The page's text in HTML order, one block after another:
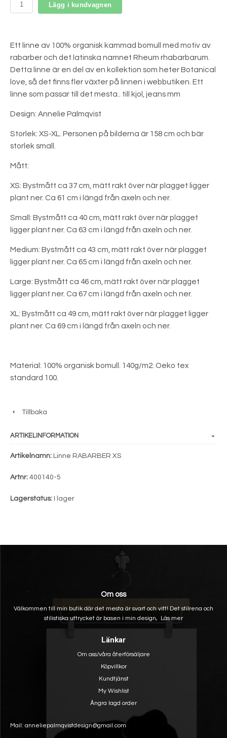
Lägg i kundvagnen
Ett linne av 100% organisk kammad bomull med motiv av
rabarber och det latinska namnet Rheum rhabarbarum.
Detta linne är en del av en kollektion som heter Botanical
love, så det finns fler växter på linnen i webbutiken. Ett
linne som passar till det mesta.. till kjol, jeans mm
Design: Annelie Palmqvist
Storlek: XS-XL. Personen på bilderna är 158 cm och bär
storlek small.
Mått:
XS: Bystmått ca 37 cm, mätt rakt över när plagget ligger
plant ner. Ca 61 cm i längd från axeln och ner.
Small: Bystmått ca 40 cm, mätt rakt över när plagget
ligger plant ner. Ca 63 cm i längd från axeln och ner.
Medium: Bystmått ca 43 cm, mätt rakt över när plagget
ligger plant ner. Ca 65 cm i längd från axeln och ner.
Large: Bystmått ca 46 cm, mätt rakt över när plagget
ligger plant ner. Ca 67 cm i längd från axeln och ner.
XL: Bystmått ca 49 cm, mätt rakt över när plagget ligger
plant ner. Ca 69 cm i längd från axeln och ner.
Material: 100% organisk bomull. 140g/m2. Oeko tex
standard 100.
Tillbaka
ARTIKELINFORMATION
Artikelnamn: Linne RABARBER XS
Artnr: 400140-5
Lagerstatus: I lager
Om oss
Välkommen till min butik där det mesta är svart och vitt! Det stilrena och
stilistiska uttrycket är basen i min design, Läs mer
Länkar
Om oss/våra återförsäljare
Köpvillkor
Kundtjänst
My Wishlist
Ångra lagd order
Mail: anneliepalmqvistdesign@gmail.com